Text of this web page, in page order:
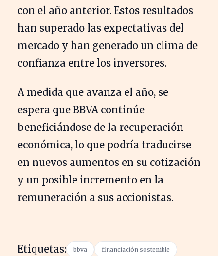
con el año anterior. Estos resultados
han superado las expectativas del
mercado y han generado un clima de
confianza entre los inversores.
A medida que avanza el año, se
espera que BBVA continúe
beneficiándose de la recuperación
económica, lo que podría traducirse
en nuevos aumentos en su cotización
y un posible incremento en la
remuneración a sus accionistas.
Etiquetas: bbva financiación sostenible